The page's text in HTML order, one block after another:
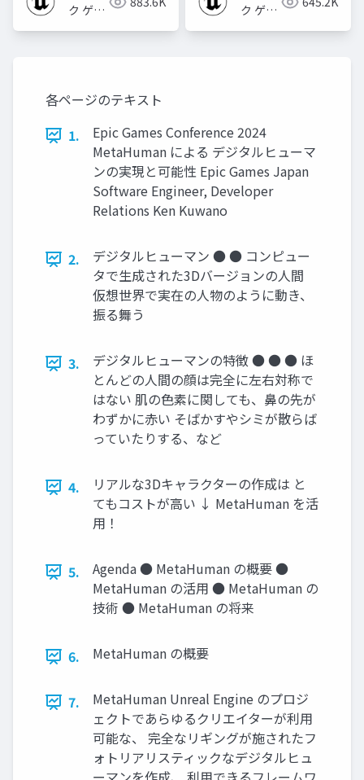
ク ゲー
ク ゲー
各ページのテキスト
1.
Epic Games Conference 2024
MetaHuman による デジタルヒューマ
ンの実現と可能性 Epic Games Japan
Software Engineer, Developer
Relations Ken Kuwano
2.
デジタルヒューマン ● ● コンピュー
タで生成された3Dバージョンの人間
仮想世界で実在の人物のように動き、
振る舞う
3.
デジタルヒューマンの特徴 ● ● ● ほ
とんどの人間の顔は完全に左右対称で
はない 肌の色素に関しても、鼻の先が
わずかに赤い そばかすやシミが散らば
っていたりする、など
4.
リアルな3Dキャラクターの作成は と
てもコストが高い ↓ MetaHuman を活
用！
5.
Agenda ● MetaHuman の概要 ●
MetaHuman の活用 ● MetaHuman の
技術 ● MetaHuman の将来
6. MetaHuman の概要
7.
MetaHuman Unreal Engine のプロジ
ェクトであらゆるクリエイターが利用
可能な、 完全なリギングが施されたフ
ォトリアリスティックなデジタルヒュ